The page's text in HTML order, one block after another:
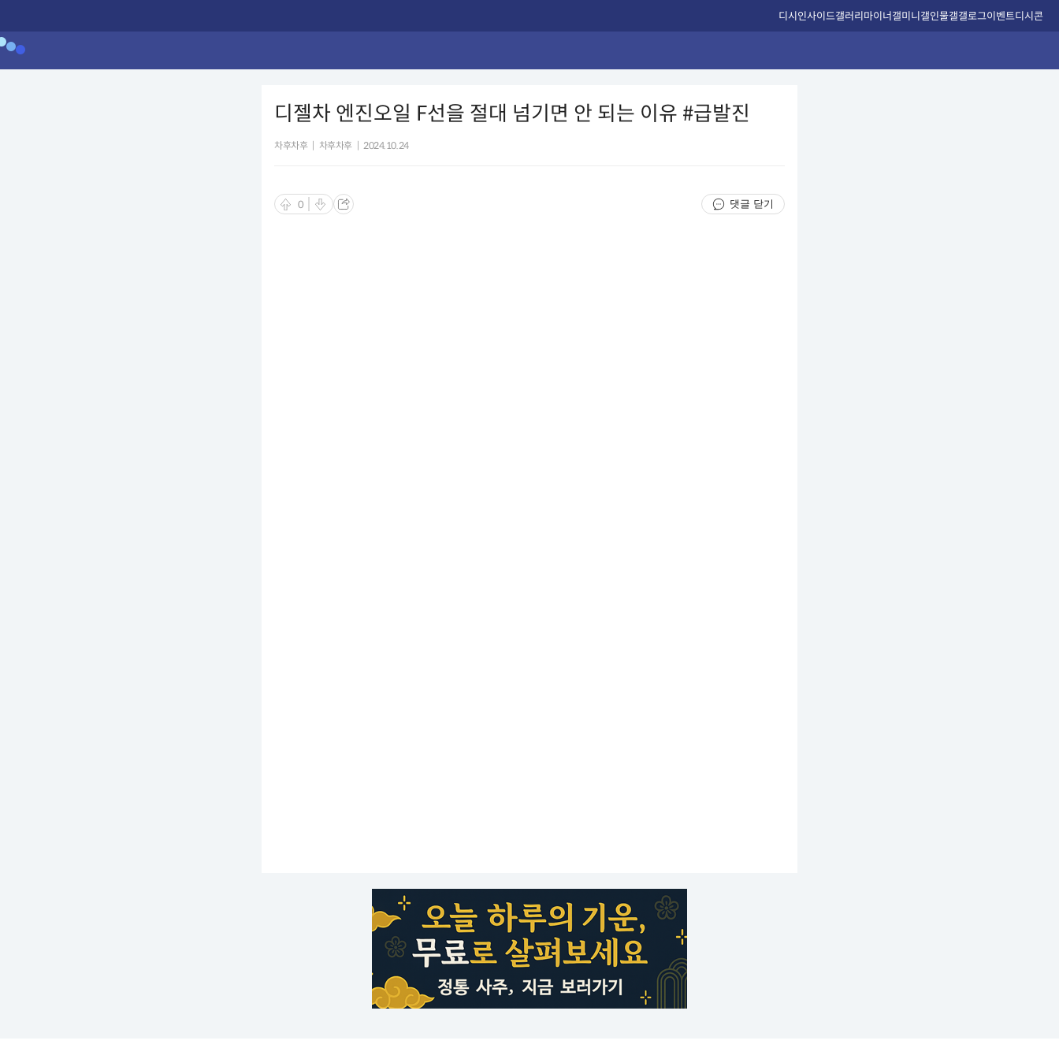
디시인사이드갤러리마이너갤미니갤인물갤갤로그이벤트디시콘
디젤차 엔진오일 F선을 절대 넘기면 안 되는 이유 #급발진
차후차후 차후차후 2024.10.24
0 댓글 닫기